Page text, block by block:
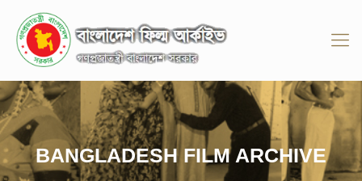
BANGLADESH FILM ARCHIVE